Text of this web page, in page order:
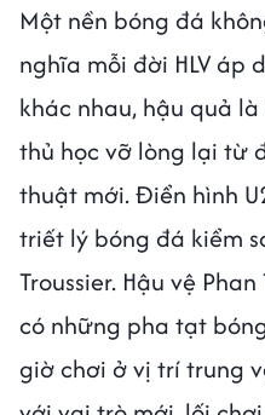
Một nền bóng đá
nghĩa mỗi đời HLV áp
khác nhau, hậu quả
thủ học vỡ lòng lại từ
thuật mới. Điển hình
triết lý bóng đá kiểm
Troussier. Hậu vệ
có những pha tạt
giờ chơi ở vị trí trung